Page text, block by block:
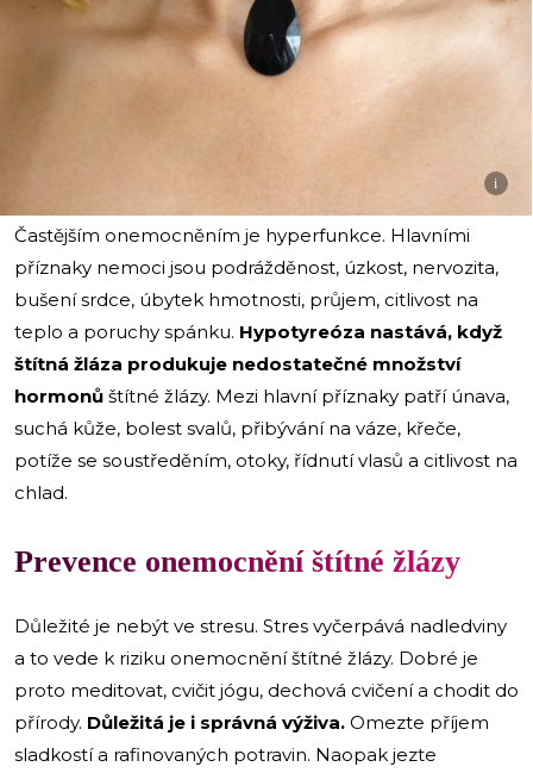
i
Častějším onemocněním je hyperfunkce. Hlavními
příznaky nemoci jsou podrážděnost, úzkost, nervozita,
bušení srdce, úbytek hmotnosti, průjem, citlivost na
teplo a poruchy spánku. Hypotyreóza nastává, když
štítná žláza produkuje nedostatečné množství
hormonů štítné žlázy. Mezi hlavní příznaky patří únava,
suchá kůže, bolest svalů, přibývání na váze, křeče,
potíže se soustředěním, otoky, řídnutí vlasů a citlivost na
chlad.
Prevence onemocnění štítné žlázy
Důležité je nebýt ve stresu. Stres vyčerpává nadledviny
a to vede k riziku onemocnění štítné žlázy. Dobré je
proto meditovat, cvičit jógu, dechová cvičení a chodit do
přírody. Důležitá je i správná výživa. Omezte příjem
sladkostí a rafinovaných potravin. Naopak jezte